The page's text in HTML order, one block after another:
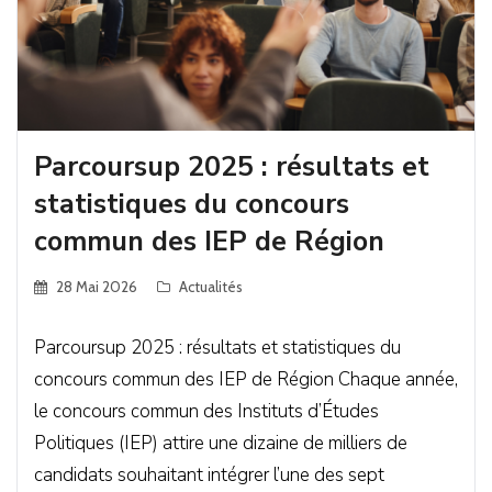
Parcoursup 2025 : résultats et
statistiques du concours
commun des IEP de Région
28 Mai 2026 Actualités
Parcoursup 2025 : résultats et statistiques du
concours commun des IEP de Région Chaque année,
le concours commun des Instituts d’Études
Politiques (IEP) attire une dizaine de milliers de
candidats souhaitant intégrer l’une des sept